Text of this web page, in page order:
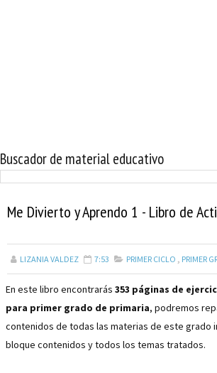
Buscador de material educativo
Me Divierto y Aprendo 1 - Libro de
LIZANIA VALDEZ 7:53 PRIMER CICLO , PRIMER
En este libro encontrarás 353 páginas de
para primer grado de primaria, podremos
contenidos de todas las materias de este grado
bloque contenidos y todos los temas tratados.